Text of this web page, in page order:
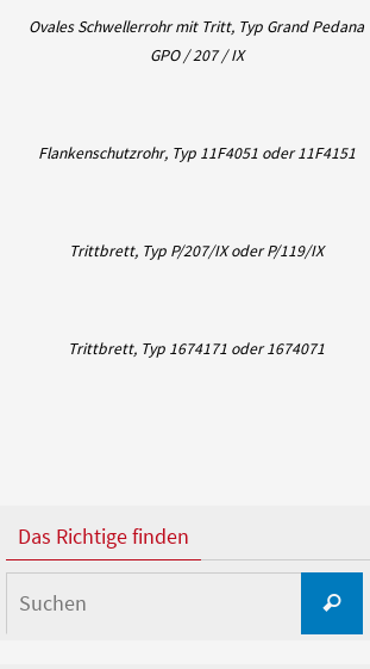
Ovales Schwellerrohr mit Tritt, Typ Grand Pedana
GPO / 207 / IX
Flankenschutzrohr, Typ 11F4051 oder 11F4151
Trittbrett, Typ P/207/IX oder P/119/IX
Trittbrett, Typ 1674171 oder 1674071
Das Richtige finden
Suchen